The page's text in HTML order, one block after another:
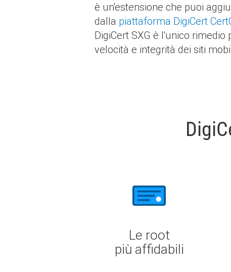
è un'estensione che puoi
dalla piattaforma DigiCert
DigiCert SXG è l'unico
velocità e integrità dei siti
Le root
più affidabili